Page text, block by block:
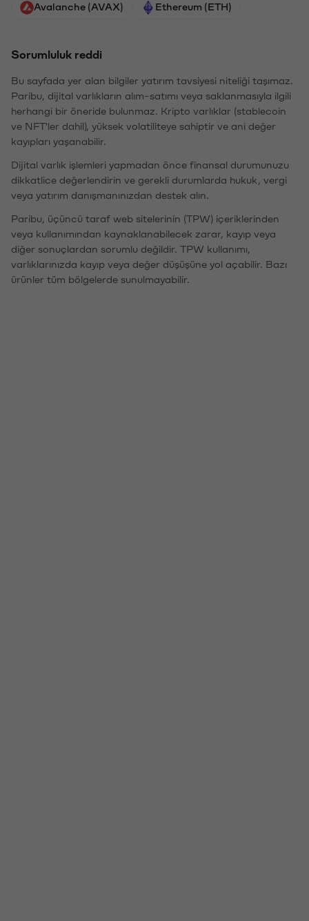
Avalanche (AVAX) Ethereum (ETH)
Sorumluluk reddi
Bu sayfada yer alan bilgiler yatırım tavsiyesi niteliği taşımaz.
Paribu, dijital varlıkların alım-satımı veya saklanmasıyla ilgili
herhangi bir öneride bulunmaz. Kripto varlıklar (stablecoin
ve NFT'ler dahil), yüksek volatiliteye sahiptir ve ani değer
kayıpları yaşanabilir.
Dijital varlık işlemleri yapmadan önce finansal durumunuzu
dikkatlice değerlendirin ve gerekli durumlarda hukuk, vergi
veya yatırım danışmanınızdan destek alın.
Paribu, üçüncü taraf web sitelerinin (TPW) içeriklerinden
veya kullanımından kaynaklanabilecek zarar, kayıp veya
diğer sonuçlardan sorumlu değildir. TPW kullanımı,
varlıklarınızda kayıp veya değer düşüşüne yol açabilir. Bazı
ürünler tüm bölgelerde sunulmayabilir.